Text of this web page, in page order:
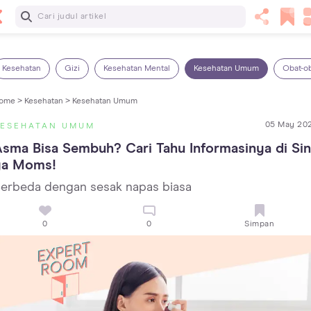
Baca Selanjutnya
Kesehatan Gizi Kesehatan Mental Kesehatan Umum Obat-
> Kesehatan > Kesehatan Umum
UMUM 05 May
Bisa Sembuh? Cari Tahu Informasinya di
Moms!
dengan sesak napas biasa
0 0 Simpan